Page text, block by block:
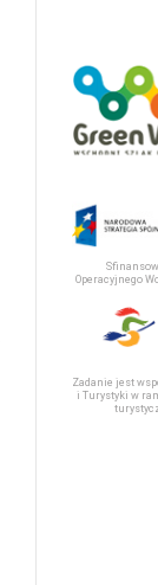
Operacyjnego
Zadanie jest
i Turystyki w